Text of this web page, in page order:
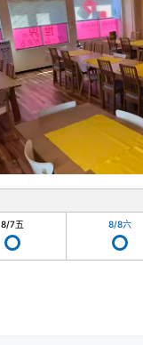
8/7五 8/8六